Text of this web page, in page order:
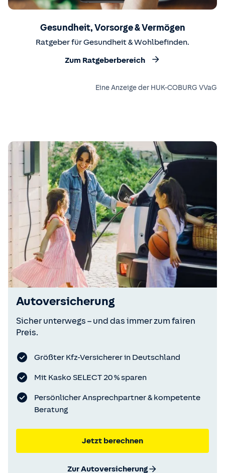
Gesundheit, Vorsorge & Vermögen
Ratgeber für Gesundheit & Wohlbefinden.
Zum Ratgeberbereich
Eine Anzeige der HUK-COBURG VVaG
Autoversicherung
Sicher unterwegs – und das immer zum fairen
Preis.
Größter Kfz-Versicherer in Deutschland
Mit Kasko SELECT 20 % sparen
Persönlicher Ansprechpartner & kompetente
Beratung
Jetzt berechnen
Zur Autoversicherung